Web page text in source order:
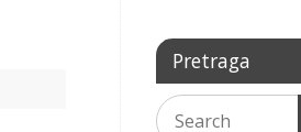
Pretraga